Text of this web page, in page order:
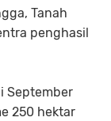
Tanah
penghasil
September
250 hektar